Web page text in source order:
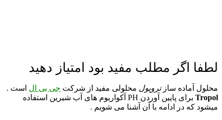
لطفا اگر مطلب مفید بود امتیاز دهید
محلول آماده سازتروپول محلولی مفید از شرکت جی بی ال است .
Tropol
برای پایین آوردن PH آکواریوم های آب شیرین استفاده
میشود که در ادامه با آن آشنا می شویم .